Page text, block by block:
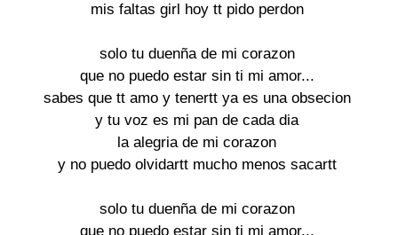
mis faltas girl hoy tt pido perdon
solo tu duenña de mi corazon
que no puedo estar sin ti mi amor...
sabes que tt amo y tenertt ya es una obsecion
y tu voz es mi pan de cada dia
la alegria de mi corazon
y no puedo olvidartt mucho menos sacartt
solo tu duenña de mi corazon
que no puedo estar sin ti mi amor...